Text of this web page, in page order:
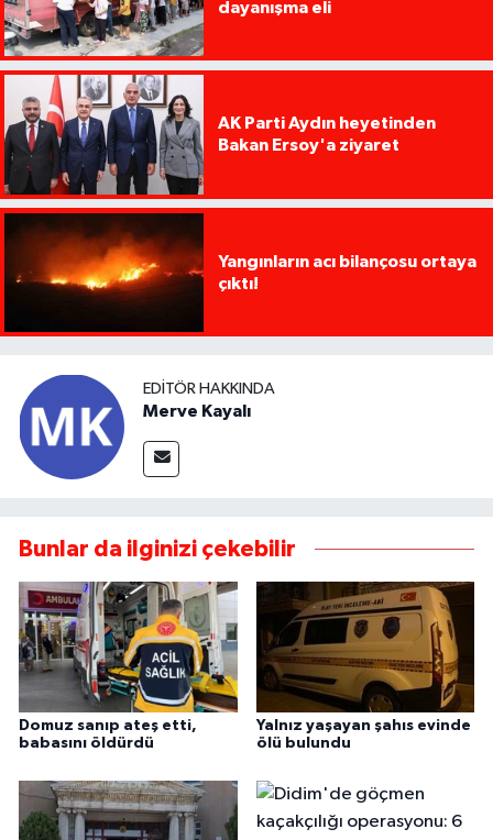
dayanışma eli
AK Parti Aydın heyetinden
Bakan Ersoy'a ziyaret
Yangınların acı bilançosu ortaya
çıktı!
EDITÖR HAKKINDA
Merve Kayalı
Bunlar da ilginizi çekebilir
Domuz sanıp ateş etti,
babasını öldürdü
Yalnız yaşayan şahıs evinde
ölü bulundu